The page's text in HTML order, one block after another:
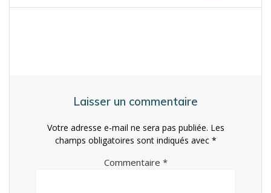
Laisser un commentaire
Votre adresse e-mail ne sera pas publiée. Les
champs obligatoires sont indiqués avec *
Commentaire *